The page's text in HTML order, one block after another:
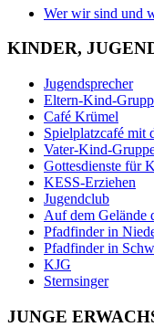
Wer wir sind und
KINDER,
Jugendsprecher
Eltern-Kind-
Café Krümel
Spielplatzcafé mit
Vater-Kind-
Gottesdienste für
KESS-Erziehen
Jugendclub
Auf dem
Pfadfinder in
Pfadfinder in
KJG
Sternsinger
JUNGE